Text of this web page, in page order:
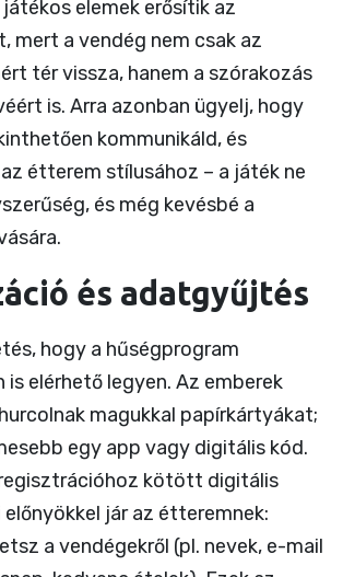
elemek erősítik az
mert a vendég nem csak az
tér vissza, hanem a szórakozás
is. Arra azonban ügyelj, hogy
kommunikáld, és
étterem stílusához – a játék ne
és még kevésbé a
és adatgyűjtés
hogy a hűségprogram
elérhető legyen. Az emberek
magukkal papírkártyákat;
egy app vagy digitális kód.
kötött digitális
jár az étteremnek:
a vendégekről (pl. nevek, e-mail